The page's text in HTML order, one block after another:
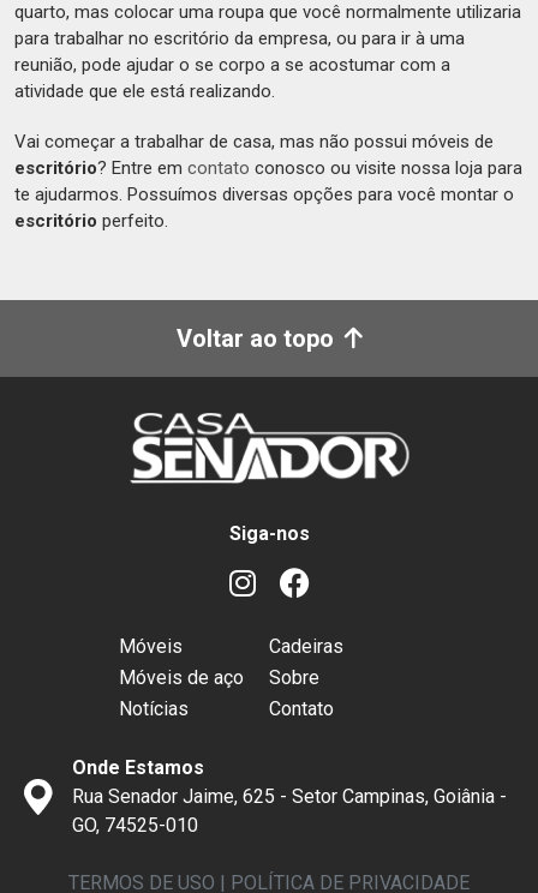
quarto, mas colocar uma roupa que você normalmente utilizaria
para trabalhar no escritório da empresa, ou para ir à uma
reunião, pode ajudar o se corpo a se acostumar com a
atividade que ele está realizando.
Vai começar a trabalhar de casa, mas não possui móveis de
escritório? Entre em contato conosco ou visite nossa loja para
te ajudarmos. Possuímos diversas opções para você montar o
escritório perfeito.
Voltar ao topo
Siga-nos
Móveis
Cadeiras
Móveis de aço
Sobre
Notícias
Contato
Onde Estamos
Rua Senador Jaime, 625 - Setor Campinas, Goiânia -
GO, 74525-010
TERMOS DE USO | POLÍTICA DE PRIVACIDADE